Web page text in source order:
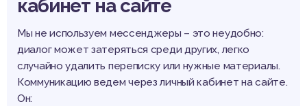
кабинет на сайте
Мы не используем мессенджеры – это неудобно:
диалог может затеряться среди других, легко
случайно удалить переписку или нужные материалы.
Коммуникацию ведем через личный кабинет на сайте.
Он: